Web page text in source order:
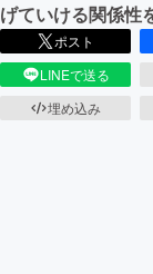
げていける関係性
ポスト
LINEで送る
埋め込み